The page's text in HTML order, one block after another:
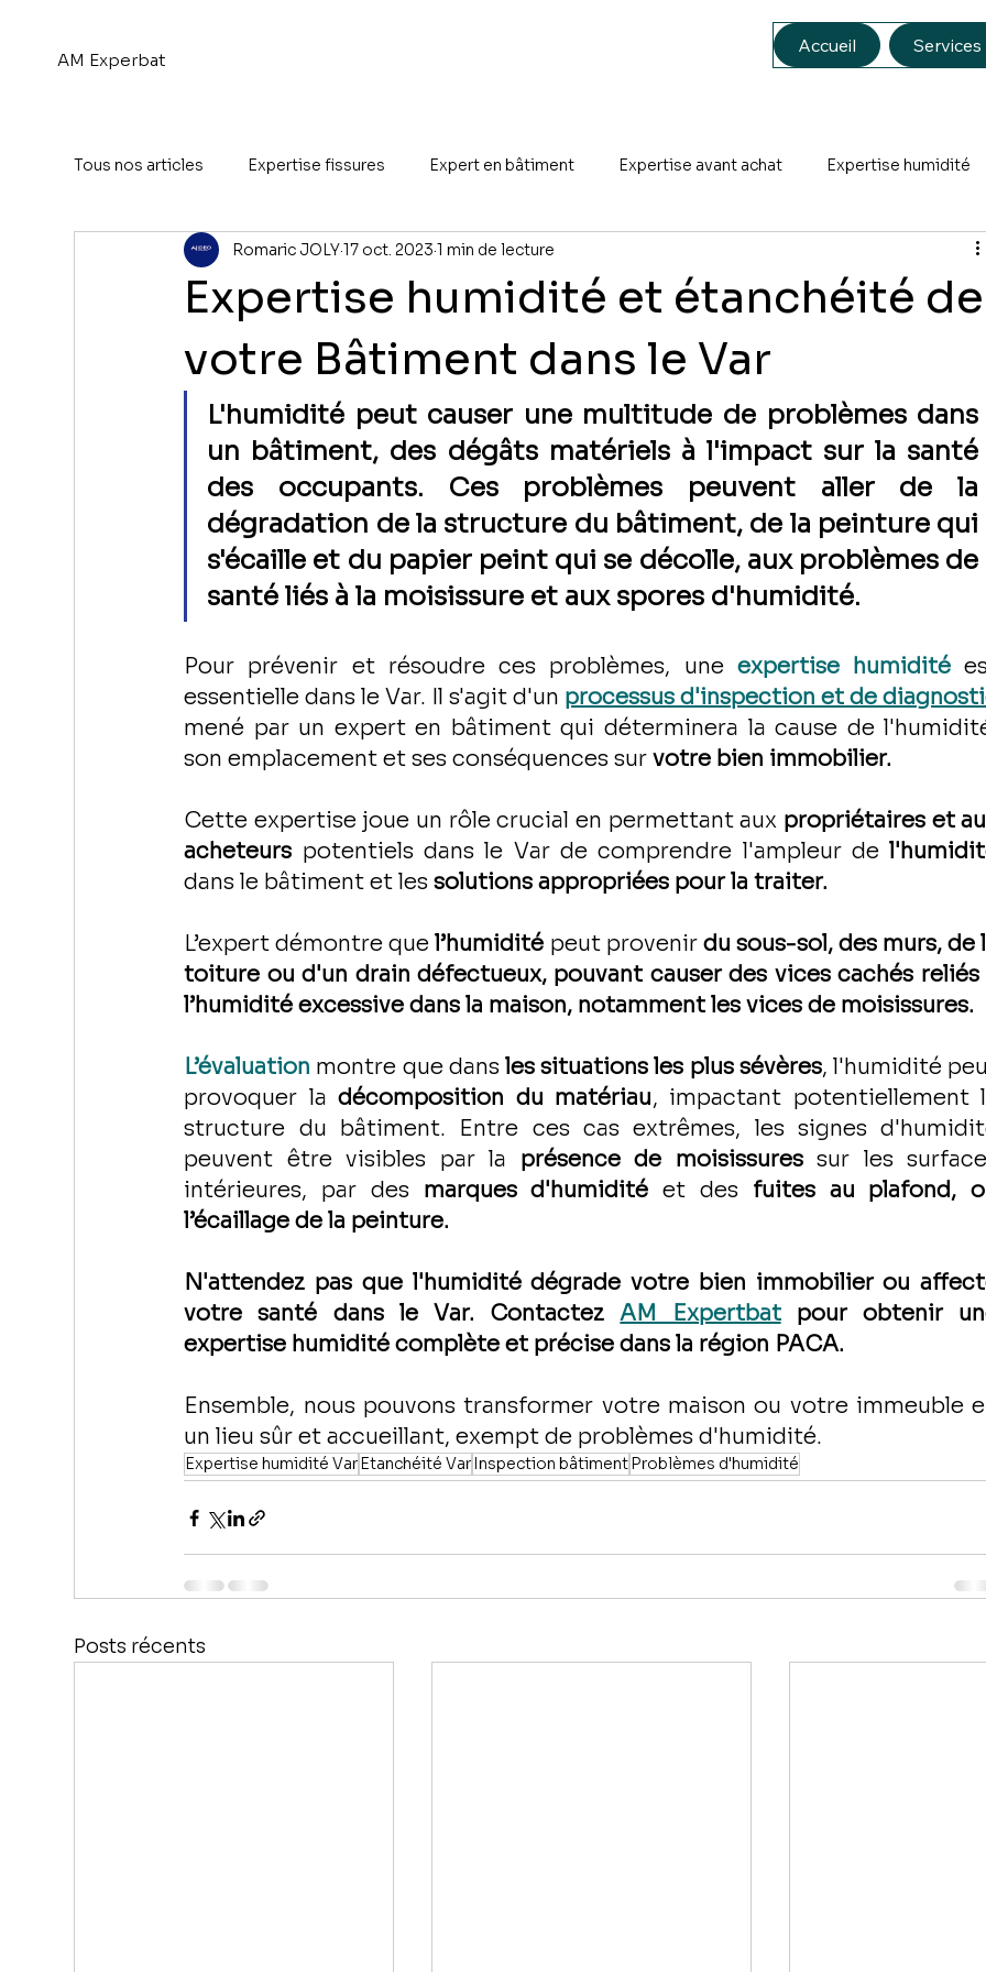
AM Experbat
Accueil Services
Tous nos articles Expertise fissures Expert en bâtiment Expertise avant achat Expertise humidité
Expertise humidité et étanchéité de
votre Bâtiment dans le Var
Romaric JOLY17 oct. 20231 min de lecture
L'humidité peut causer une multitude de problèmes dans
un bâtiment, des dégâts matériels à l'impact sur la santé
des occupants. Ces problèmes peuvent aller de la
dégradation de la structure du bâtiment, de la peinture qui
s'écaille et du papier peint qui se décolle, aux problèmes de
santé liés à la moisissure et aux spores d'humidité.
Pour prévenir et résoudre ces problèmes, une expertise humidité
essentielle dans le Var. Il s'agit d'un processus d'inspection et de
mené par un expert en bâtiment qui déterminera la cause de
son emplacement et ses conséquences sur votre bien immobilier.
Cette expertise joue un rôle crucial en permettant aux propriétaires et
acheteurs potentiels dans le Var de comprendre l'ampleur de
dans le bâtiment et les solutions appropriées pour la traiter.
L’expert démontre que l’humidité peut provenir du sous-sol, des murs, de
toiture ou d'un drain défectueux, pouvant causer des vices cachés reliés
l’humidité excessive dans la maison, notamment les vices de moisissures.
L’évaluation montre que dans les situations les plus sévères, l'humidité
provoquer la décomposition du matériau, impactant potentiellement
structure du bâtiment. Entre ces cas extrêmes, les signes
peuvent être visibles par la présence de moisissures sur les
intérieures, par des marques d'humidité et des fuites au plafond,
l’écaillage de la peinture.
N'attendez pas que l'humidité dégrade votre bien immobilier ou
votre santé dans le Var. Contactez AM Expertbat pour obtenir
expertise humidité complète et précise dans la région PACA.
Ensemble, nous pouvons transformer votre maison ou votre immeuble
un lieu sûr et accueillant, exempt de problèmes d'humidité.
Expertise humidité VarEtanchéité VarInspection bâtimentProblèmes d'humidité
Posts récents